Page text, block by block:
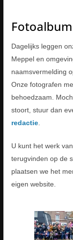
Fotoalbum
Dagelijks leggen
Meppel en
naamsvermelding
Onze fotografen
behoedzaam.
stoort, stuur dan
redactie.
U kunt het werk
terugvinden op de
plaatsen we het
eigen website.